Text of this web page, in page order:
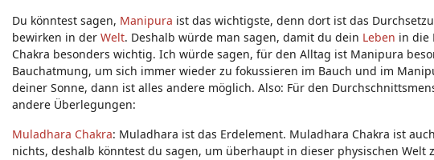
Du könntest sagen, Manipura ist das wichtigste, denn dort ist das
bewirken in der Welt. Deshalb würde man sagen, damit du dein Leben in die
Chakra besonders wichtig. Ich würde sagen, für den Alltag ist Manipura
Bauchatmung, um sich immer wieder zu fokussieren im Bauch und im
deiner Sonne, dann ist alles andere möglich. Also: Für den
andere Überlegungen:
Muladhara Chakra: Muladhara ist das Erdelement. Muladhara Chakra ist
nichts, deshalb könntest du sagen, um überhaupt in dieser physischen Welt